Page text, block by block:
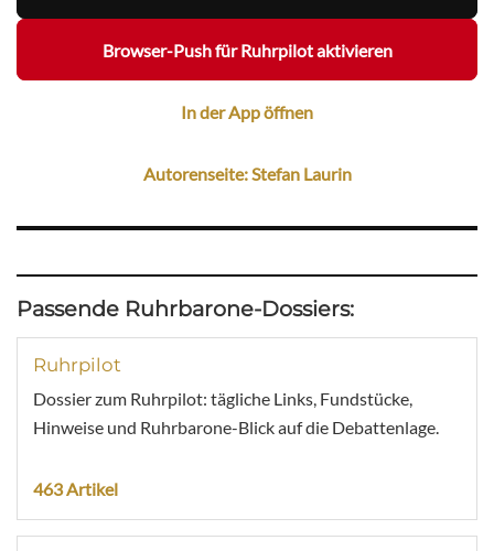
Browser-Push für Ruhrpilot aktivieren
In der App öffnen
Autorenseite: Stefan Laurin
Passende Ruhrbarone-Dossiers:
Ruhrpilot
Dossier zum Ruhrpilot: tägliche Links, Fundstücke,
Hinweise und Ruhrbarone-Blick auf die Debattenlage.
463 Artikel